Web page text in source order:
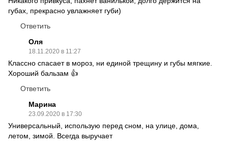
губах, прекрасно увлажняет губи)
Ответить
Оля
18.11.2020 в 11:27
Классно спасает в мороз, ни единой трещину и губы мягкие.
Хороший бальзам 👍
Ответить
Марина
23.09.2020 в 17:30
Универсальный, использую перед сном, на улице, дома,
летом, зимой. Всегда выручает